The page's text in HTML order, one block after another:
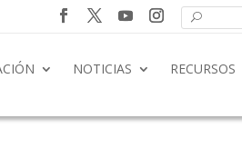
NOTICIAS RECURSOS